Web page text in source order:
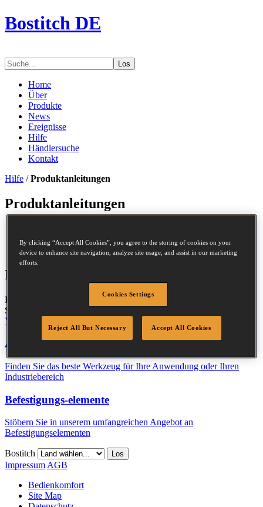
Bostitch DE
Los
Home
Über
Produkte
News
Ereignisse
Hilfe
Händlersuche
Kontakt
Hilfe /Produktanleitungen
Produktanleitungen
Häufige Fragen
Broschüren
Brauchen Sie Hilfe?
Klicken Sie auf nachfolgenden Links, um mehr zu erfahren. Falls
Sie nicht finden, wonach Sie suchen,
Verbindung
Anwendungssuche
Finden Sie das beste Werkzeug für Ihre Anwendung oder Ihren
Industriebereich
Befestigungs-elemente
Stöbern Sie in unserem umfangreichen Angebot an
Befestigungselementen
Bostitch Los
Impressum AGB
Bedienkomfort
Site Map
By clicking “Accept All Cookies”, you agree to the storing of cookies on your
device to enhance site navigation, analyze site usage, and assist in our marketing
efforts.
Cookies Settings
Reject All But Necessary Accept All Cookies